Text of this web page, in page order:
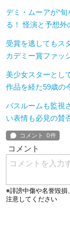
デミ・ムーアが“
る！ 怪演と予想外
受賞を逃してもス
カデミー賞ファッ
美少女スターとし
作品を経た59歳の
バスルームも監視
い表情も必見の賛